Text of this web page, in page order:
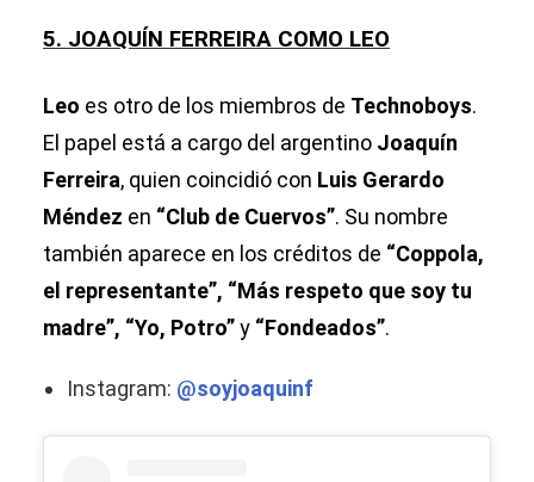
5. JOAQUÍN FERREIRA COMO LEO
Leo es otro de los miembros de Technoboys.
El papel está a cargo del argentino Joaquín
Ferreira, quien coincidió con Luis Gerardo
Méndez en “Club de Cuervos”. Su nombre
también aparece en los créditos de “Coppola,
el representante”, “Más respeto que soy tu
madre”, “Yo, Potro”y “Fondeados”.
Instagram: @soyjoaquinf